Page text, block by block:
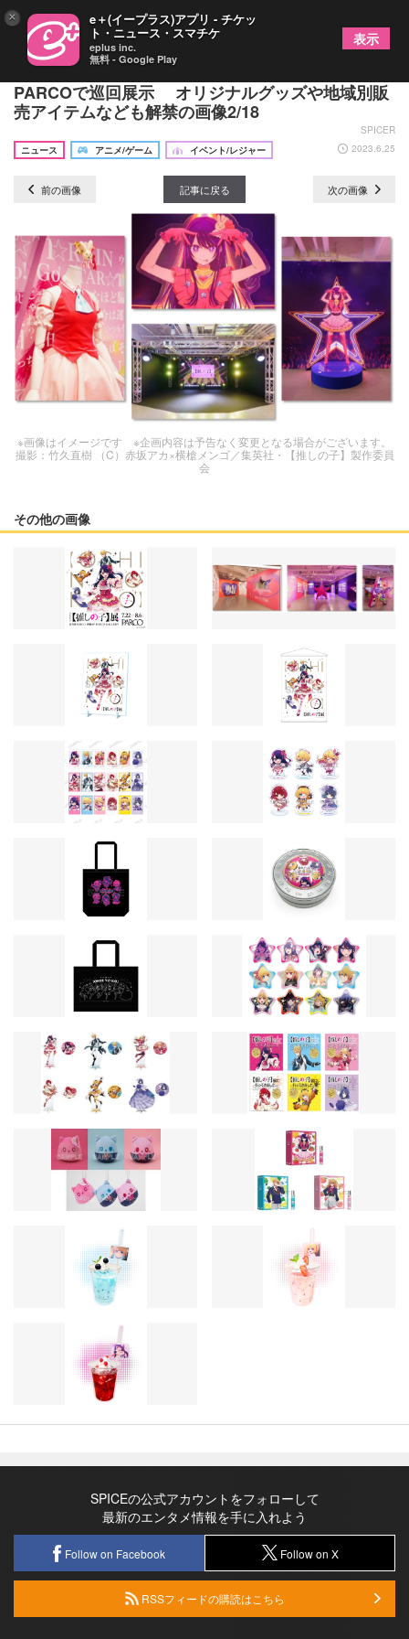
『TVアニメ【推しの子】展 嘘とアイ』が名古屋
PARCOで巡回展示 オリジナルグッズや地域別販
売アイテムなども解禁の画像2/18
SPICER
ニュース
アニメ/ゲーム イベント/レジャー 2023.6.25
前の画像 記事に戻る 次の画像
※画像はイメージです ※企画内容は予告なく変更となる場合がございます。
撮影：竹久直樹 （C）赤坂アカ×横槍メンゴ／集英社・【推しの子】製作委員
会
その他の画像
SPICEの公式アカウントをフォローして
最新のエンタメ情報を手に入れよう
Follow on Facebook Follow on X
RSSフィードの購読はこちら
× e＋(イープラス)アプリ - チケッ
ト・ニュース・スマチケ
eplus inc.
無料 - Google Play
表示